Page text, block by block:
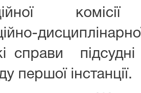
справи
першої інстанції.